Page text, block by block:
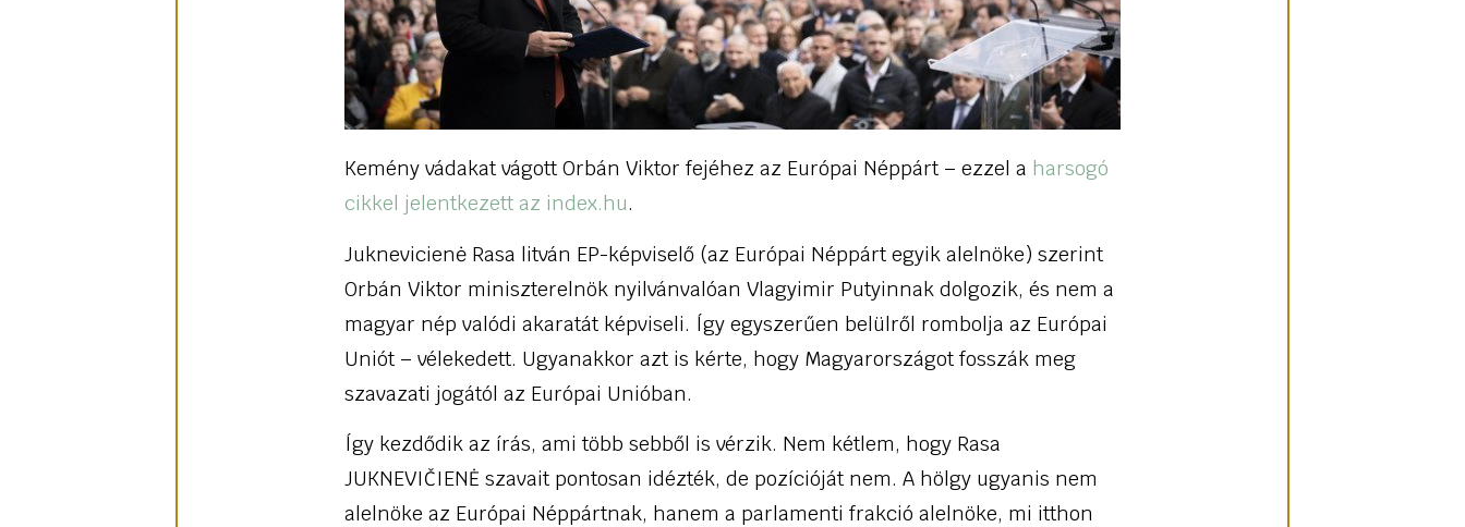
Kemény vádakat vágott Orbán Viktor fejéhez az Európai Néppárt – ezzel a harsogó
cikkel jelentkezett az index.hu.
Juknevicienė Rasa litván EP-képviselő (az Európai Néppárt egyik alelnöke) szerint
Orbán Viktor miniszterelnök nyilvánvalóan Vlagyimir Putyinnak dolgozik, és nem a
magyar nép valódi akaratát képviseli. Így egyszerűen belülről rombolja az Európai
Uniót – vélekedett. Ugyanakkor azt is kérte, hogy Magyarországot fosszák meg
szavazati jogától az Európai Unióban.
Így kezdődik az írás, ami több sebből is vérzik. Nem kétlem, hogy Rasa
JUKNEVIČIENĖ szavait pontosan idézték, de pozícióját nem. A hölgy ugyanis nem
alelnöke az Európai Néppártnak, hanem a parlamenti frakció alelnöke, mi itthon